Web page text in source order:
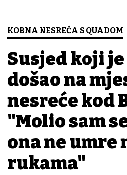
KOBNA NESREĆA S QUADOM
Susjed koji
došao na
nesreće kod
"Molio sam
ona ne umre
rukama"